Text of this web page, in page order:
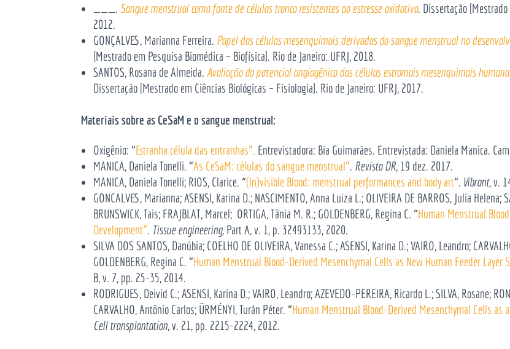
___. Sangue menstrual como fonte de células tronco resistentes ao estresse oxidativo. Dissertação
2012.
GONÇALVES, Marianna Ferreira. Papel das células mesenquimais derivadas do sangue menstrual no
[Mestrado em Pesquisa Biomédica – Biofísica]. Rio de Janeiro: UFRJ, 2018.
SANTOS, Rosana de Almeida. Avaliação do potencial angiogênico das células estromais mesenquimais
Dissertação [Mestrado em Ciências Biológicas – Fisiologia]. Rio de Janeiro: UFRJ, 2017.
Materiais sobre as CeSaM e o sangue menstrual:
Oxigênio: “Estranha célula das entranhas”. Entrevistadora: Bia Guimarães. Entrevistada: Daniela Manica.
MANICA, Daniela Tonelli. “As CeSaM: células do sangue menstrual”. Revista DR, 19 dez. 2017.
MANICA, Daniela Tonelli; RIOS, Clarice. “(In)visible Blood: menstrual performances and body art“. Vibrant, v.
GONCALVES, Marianna; ASENSI, Karina D.; NASCIMENTO, Anna Luiza L.; OLIVEIRA DE BARROS, Julia Helena;
BRUNSWICK, Tais; FRAJBLAT, Marcel; ORTIGA, Tânia M. R.; GOLDENBERG, Regina C. “Human Menstrual
Development”. Tissue engineering, Part A, v. 1, p. 32493133, 2020.
SILVA DOS SANTOS, Danúbia; COELHO DE OLIVEIRA, Vanessa C.; ASENSI, Karina D.; VAIRO, Leandro;
GOLDENBERG, Regina C. “Human Menstrual Blood-Derived Mesenchymal Cells as New Human Feeder Layer
B, v. 7, pp. 25-35, 2014.
RODRIGUES, Deivid C.; ASENSI, Karina D.; VAIRO, Leandro; AZEVEDO-PEREIRA, Ricardo L.; SILVA, Rosane;
CARVALHO, Antônio Carlos; ÜRMÉNYI, Turán Péter. “Human Menstrual Blood-Derived Mesenchymal Cells as
Cell transplantation, v. 21, pp. 2215-2224, 2012.